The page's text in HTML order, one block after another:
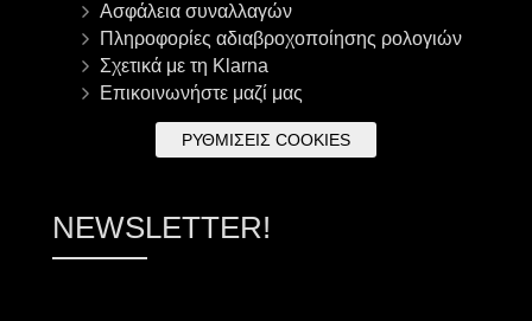
Ασφάλεια συναλλαγών
Πληροφορίες αδιαβροχοποίησης ρολογιών
Σχετικά με τη Klarna
Επικοινωνήστε μαζί μας
ΡΥΘΜΊΣΕΙΣ COOKIES
NEWSLETTER!